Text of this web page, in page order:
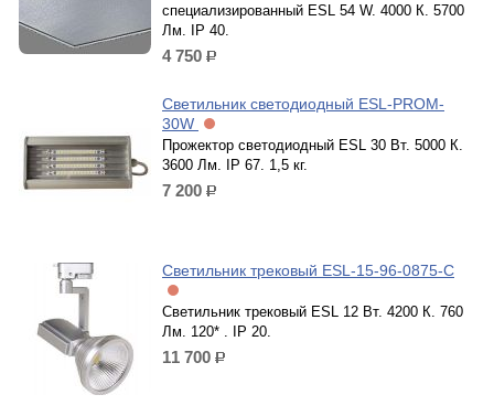
специализированный ESL 54 W. 4000 К. 5700
Лм. IP 40.
4 750 р.
Светильник светодиодный ESL-PROM-
30W
Прожектор светодиодный ESL 30 Вт. 5000 К.
3600 Лм. IP 67. 1,5 кг.
7 200 р.
Светильник трековый ESL-15-96-0875-C
Светильник трековый ESL 12 Вт. 4200 К. 760
Лм. 120* . IP 20.
11 700 р.